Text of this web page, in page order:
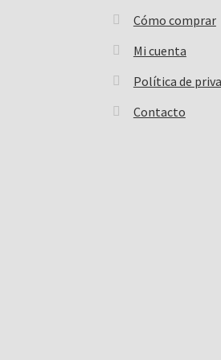
Cómo comprar
Mi cuenta
Política de
Contacto